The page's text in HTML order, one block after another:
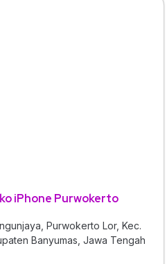
iPhone Purwokerto
Purwokerto Lor, Kec.
Banyumas, Jawa Tengah